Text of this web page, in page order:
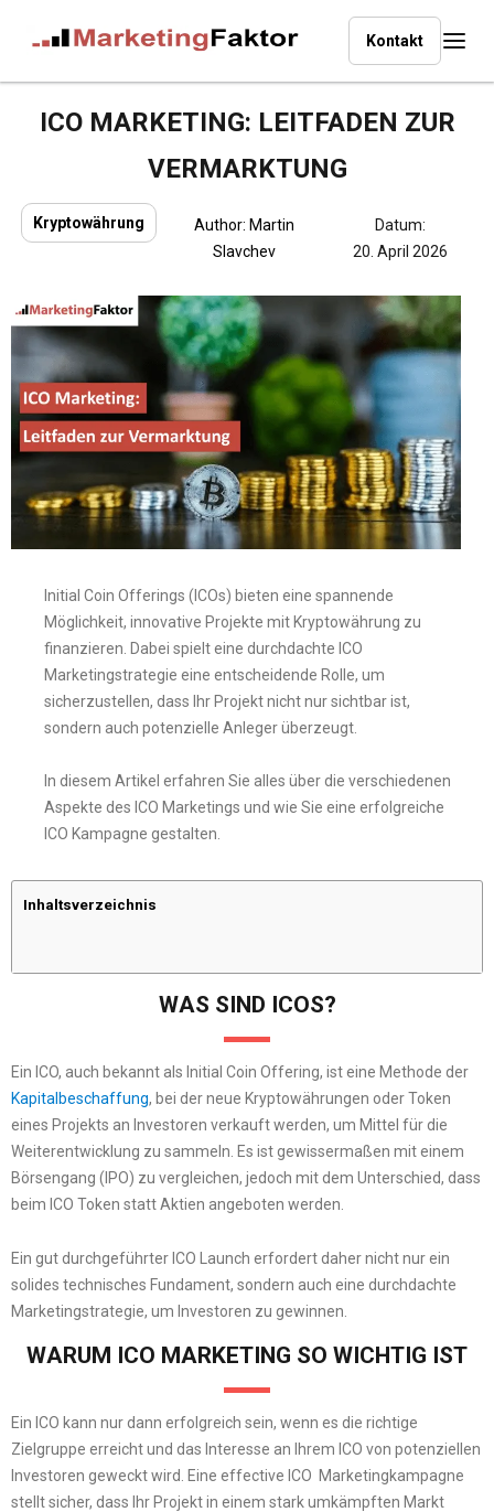
Kontakt
ICO MARKETING: LEITFADEN ZUR
VERMARKTUNG
Kryptowährung Author: Martin
Slavchev
Datum:
20. April 2026
Initial Coin Offerings (ICOs) bieten eine spannende
Möglichkeit, innovative Projekte mit Kryptowährung zu
finanzieren. Dabei spielt eine durchdachte ICO
Marketingstrategie eine entscheidende Rolle, um
sicherzustellen, dass Ihr Projekt nicht nur sichtbar ist,
sondern auch potenzielle Anleger überzeugt.
In diesem Artikel erfahren Sie alles über die verschiedenen
Aspekte des ICO Marketings und wie Sie eine erfolgreiche
ICO Kampagne gestalten.
Inhaltsverzeichnis
WAS SIND ICOS?
Ein ICO, auch bekannt als Initial Coin Offering, ist eine Methode der
Kapitalbeschaffung, bei der neue Kryptowährungen oder Token
eines Projekts an Investoren verkauft werden, um Mittel für die
Weiterentwicklung zu sammeln. Es ist gewissermaßen mit einem
Börsengang (IPO) zu vergleichen, jedoch mit dem Unterschied, dass
beim ICO Token statt Aktien angeboten werden.
Ein gut durchgeführter ICO Launch erfordert daher nicht nur ein
solides technisches Fundament, sondern auch eine durchdachte
Marketingstrategie, um Investoren zu gewinnen.
WARUM ICO MARKETING SO WICHTIG IST
Ein ICO kann nur dann erfolgreich sein, wenn es die richtige
Zielgruppe erreicht und das Interesse an Ihrem ICO von potenziellen
Investoren geweckt wird. Eine effective ICO Marketingkampagne
stellt sicher, dass Ihr Projekt in einem stark umkämpften Markt